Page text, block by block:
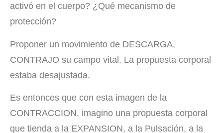
activó en el cuerpo? ¿Qué mecanismo de
protección?
Proponer un movimiento de DESCARGA,
CONTRAJO su campo vital. La propuesta corporal
estaba desajustada.
Es entonces que con esta imagen de la
CONTRACCION, imagino una propuesta corporal
que tienda a la EXPANSION, a la Pulsación, a la